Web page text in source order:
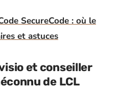
SecureCode : où le
et astuces
et conseiller
de LCL